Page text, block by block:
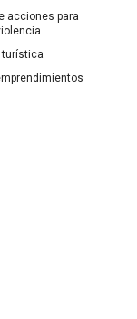
acciones para
turística